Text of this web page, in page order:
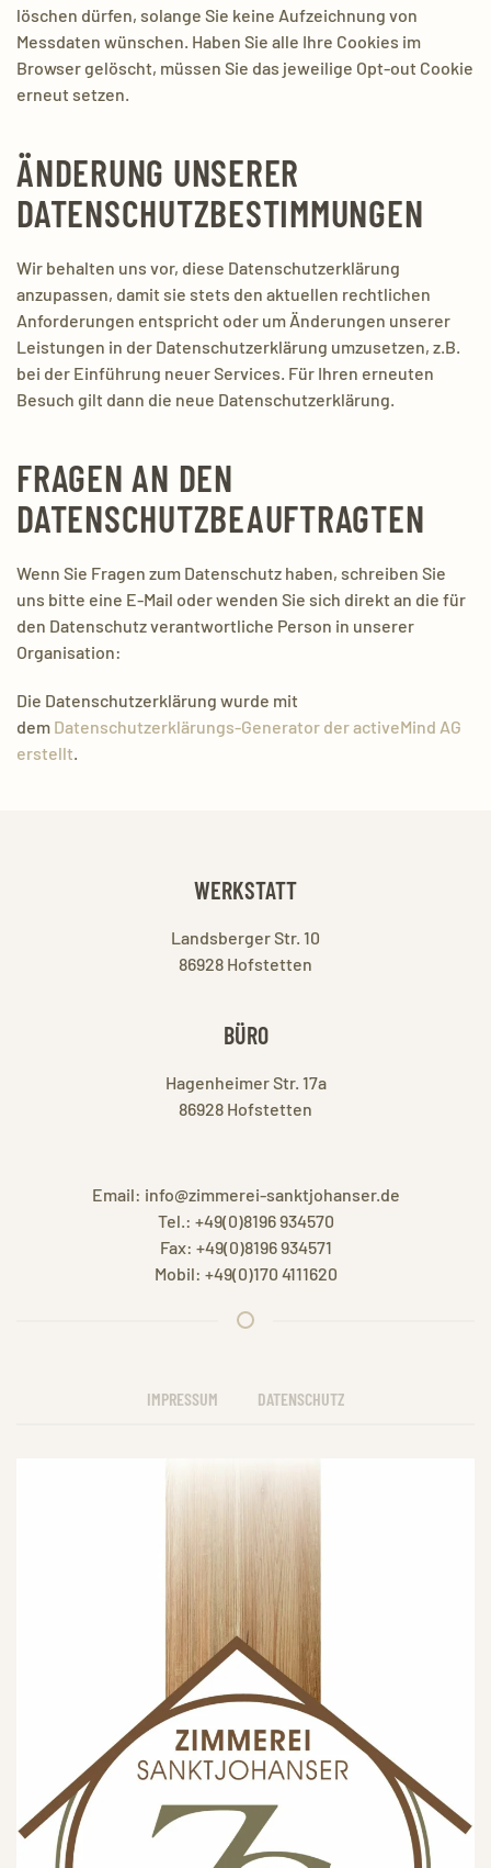
löschen dürfen, solange Sie keine Aufzeichnung von
Messdaten wünschen. Haben Sie alle Ihre Cookies im
Browser gelöscht, müssen Sie das jeweilige Opt-out Cookie
erneut setzen.
ÄNDERUNG UNSERER
DATENSCHUTZBESTIMMUNGEN
Wir behalten uns vor, diese Datenschutzerklärung
anzupassen, damit sie stets den aktuellen rechtlichen
Anforderungen entspricht oder um Änderungen unserer
Leistungen in der Datenschutzerklärung umzusetzen, z.B.
bei der Einführung neuer Services. Für Ihren erneuten
Besuch gilt dann die neue Datenschutzerklärung.
FRAGEN AN DEN
DATENSCHUTZBEAUFTRAGTEN
Wenn Sie Fragen zum Datenschutz haben, schreiben Sie
uns bitte eine E-Mail oder wenden Sie sich direkt an die für
den Datenschutz verantwortliche Person in unserer
Organisation:
Die Datenschutzerklärung wurde mit
dem Datenschutzerklärungs-Generator der activeMind AG
erstellt.
WERKSTATT
Landsberger Str. 10
86928 Hofstetten
BÜRO
Hagenheimer Str. 17a
86928 Hofstetten
Email: info@zimmerei-sanktjohanser.de
Tel.: +49(0)8196 934570
Fax: +49(0)8196 934571
Mobil: +49(0)170 4111620
IMPRESSUM DATENSCHUTZ